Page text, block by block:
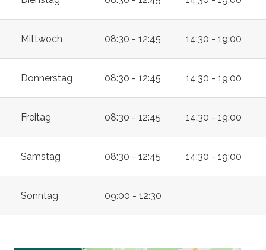
Mittwoch 08:30 - 12:45 14:30 - 19:00
Donnerstag 08:30 - 12:45 14:30 - 19:00
Freitag 08:30 - 12:45 14:30 - 19:00
Samstag 08:30 - 12:45 14:30 - 19:00
Sonntag 09:00 - 12:30